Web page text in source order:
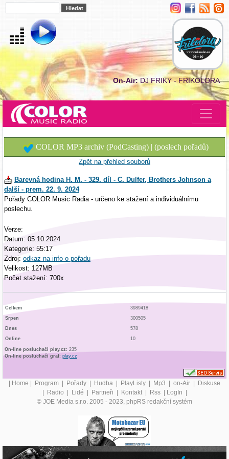
On-Air:DJ FRIKY - FRIKOLORA
COLOR MP3 archiv (PodCasting) | (poslech pořadů)
Zpět na přehled souborů
Barevná hodina H. M. - 329. díl - C. Dulfer, Brothers Johnson a
další - prem. 22. 9. 2024
Pořady COLOR Music Radia - určeno ke stažení a individuálnímu
poslechu.
Verze:
Datum: 05.10.2024
Kategorie: 55:17
Zdroj: odkaz na info o pořadu
Velikost: 127MB
Počet stažení: 700x
Celkem
3989418
Srpen
300505
Dnes
578
Online
10
On-line posluchači play.cz: 235
On-line posluchači graf: play.cz
| Home | Program | Pořady | Hudba | PlayListy | Mp3 | on-Air | Diskuse
| Radio | Lidé | Partneři | Kontakt | Rss | LogIn |
© JOE Media s.r.o. 2005 - 2023, phpRS redakční systém